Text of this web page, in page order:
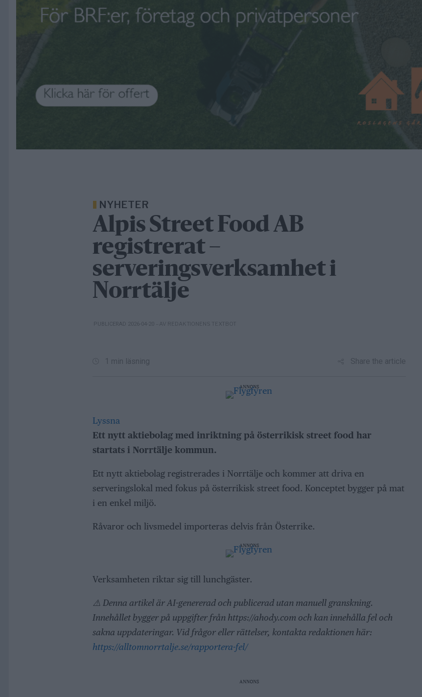
NYHETER
Alpis Street Food AB
registrerat –
serveringsverksamhet i
Norrtälje
PUBLICERAD 2026-04-20 – AV REDAKTIONENS TEXTBOT
1 min läsning Share the article
ANNONS
Lyssna
Ett nytt aktiebolag med inriktning på österrikisk street food har
startats i Norrtälje kommun.
Ett nytt aktiebolag registrerades i Norrtälje och kommer att driva en
serveringslokal med fokus på österrikisk street food. Konceptet bygger på mat
i en enkel miljö.
Råvaror och livsmedel importeras delvis från Österrike.
ANNONS
Verksamheten riktar sig till lunchgäster.
⚠️ Denna artikel är AI-genererad och publicerad utan manuell granskning.
Innehållet bygger på uppgifter från https://ahody.com och kan innehålla fel och
sakna uppdateringar. Vid frågor eller rättelser, kontakta redaktionen här:
https://alltomnorrtalje.se/rapportera-fel/
ANNONS